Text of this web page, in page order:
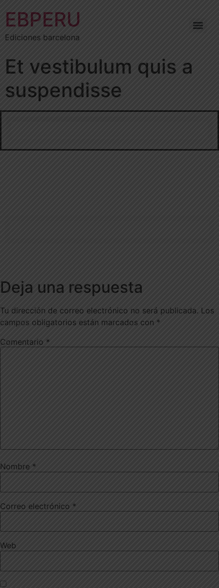
EBPERU
Ediciones barcelona
Et vestibulum quis a
suspendisse
Deja una respuesta
Tu dirección de correo electrónico no será publicada. Los
campos obligatorios están marcados con *
Comentario *
Nombre *
Correo electrónico *
Web